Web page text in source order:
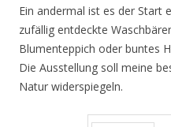
Ein andermal ist es der Start
zufällig entdeckte
Blumenteppich oder buntes
Die Ausstellung soll meine
Natur widerspiegeln.